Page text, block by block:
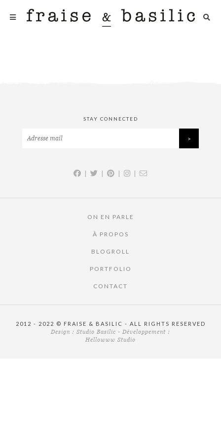
STAY CONNECTED
| | | |
ON EN PARLE
À PROPOS
BLOGROLL
PORTFOLIO
CONTACT
2012 - 2022 © FRAISE & BASILIC - ALL RIGHTS RESERVED
Design : Studio Basilic - Développement :
Hellowww Studio